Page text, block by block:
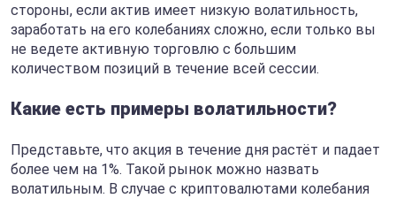
стороны, если актив имеет низкую волатильность,
заработать на его колебаниях сложно, если только вы
не ведете активную торговлю с большим
количеством позиций в течение всей сессии.
Какие есть примеры волатильности?
Представьте, что акция в течение дня растёт и падает
более чем на 1%. Такой рынок можно назвать
волатильным. В случае с криптовалютами колебания